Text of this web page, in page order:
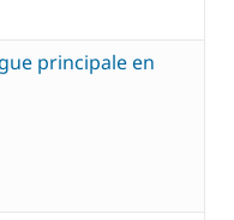
principale en